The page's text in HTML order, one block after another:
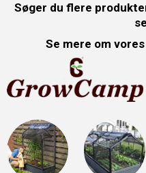
Søger du flere
Se mere om